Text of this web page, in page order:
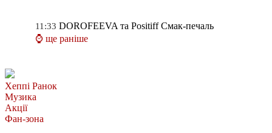
11:33 DOROFEEVA та Positiff Смак-печаль
⌚ ще раніше
Хеппі Ранок
Музика
Акції
Фан-зона